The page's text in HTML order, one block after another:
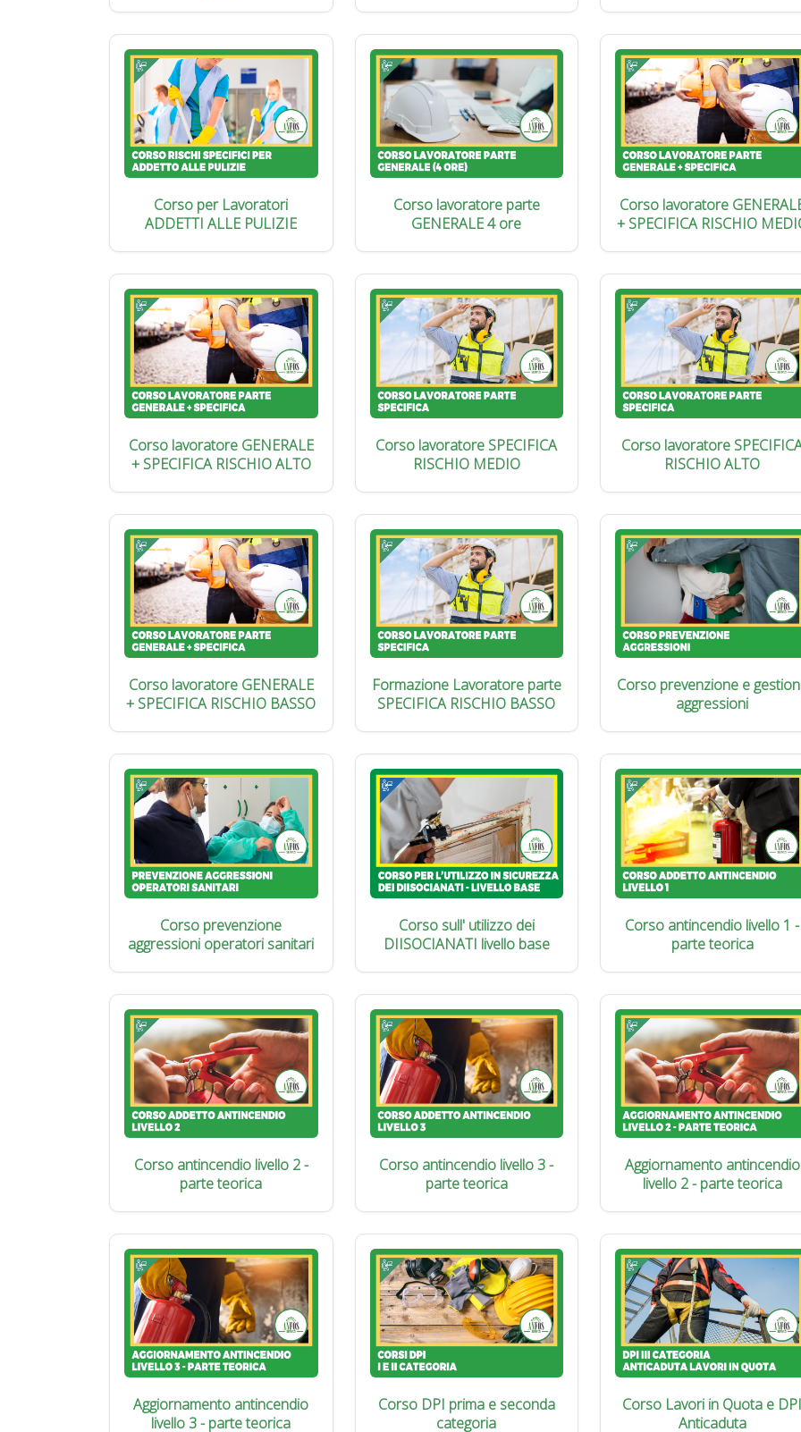
Corso per Lavoratori
ADDETTI ALLE PULIZIE
Corso lavoratore parte
GENERALE 4 ore
Corso lavoratore
+ SPECIFICA RISCHIO
Corso lavoratore GENERALE
+ SPECIFICA RISCHIO ALTO
Corso lavoratore SPECIFICA
RISCHIO MEDIO
Corso lavoratore
RISCHIO ALTO
Corso lavoratore GENERALE
+ SPECIFICA RISCHIO BASSO
Formazione Lavoratore parte
SPECIFICA RISCHIO BASSO
Corso prevenzione e
aggressioni
Corso prevenzione
aggressioni operatori sanitari
Corso sull' utilizzo dei
DIISOCIANATI livello base
Corso antincendio livello 1 -
parte teorica
Corso antincendio livello 2 -
parte teorica
Corso antincendio livello 3 -
parte teorica
Aggiornamento antincendio
livello 2 - parte teorica
Aggiornamento antincendio
livello 3 - parte teorica
Corso DPI prima e seconda
categoria
Corso Lavori in Quota e
Anticaduta